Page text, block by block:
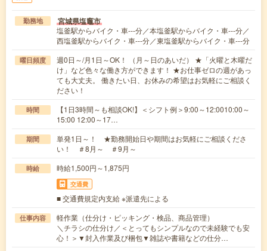
勤務地 宮城県塩竈市
塩釜駅からバイク・車---分／本塩釜駅からバイク・車---分／
西塩釜駅からバイク・車---分／東塩釜駅からバイク・車---分
曜日頻度
週0日～/月1日～OK！ （月～日のあいだ） ★「火曜と木曜だ
け」など色々な働き方ができます！ ★お仕事ゼロの週があっ
ても大丈夫。 働きたい日、お休みの希望はお気軽にご相談く
ださい！
時間
【1日3時間～も相談OK!】＜シフト例＞9:00～12:0010:00～
15:00 12:00～17…
期間
単発1日～！ ★勤務開始日や期間はお気軽にご相談くださ
い！ ＃8月～ ＃9月～
時給 時給1,500円～1,875円
交通費
■ 交通費規定内支給 ※派遣先による
仕事内容
軽作業（仕分け・ピッキング・検品、商品管理）
＼チラシの仕分け／＜とってもシンプルなので未経験でも安
心！＞▼封入作業及び梱包▼雑誌や書籍などの仕分…